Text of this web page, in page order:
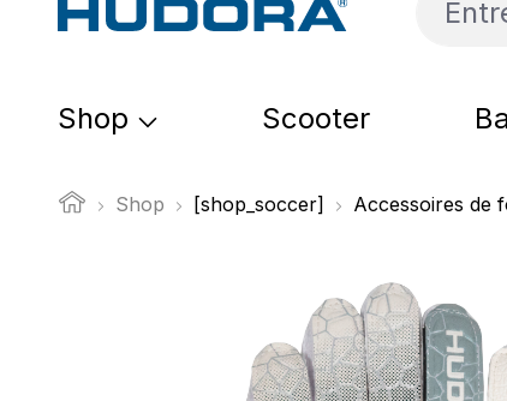
Shop Scooter
Shop [shop_soccer] Accessoires de
Ignorer la galerie d'images